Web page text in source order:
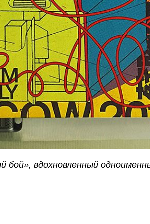
бой», вдохновленный